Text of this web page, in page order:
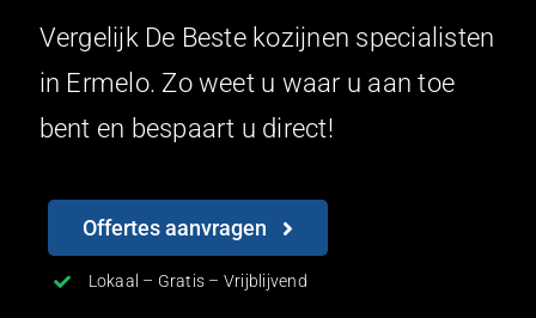
Vergelijk De Beste kozijnen specialisten
in Ermelo. Zo weet u waar u aan toe
bent en bespaart u direct!
Offertes aanvragen
Lokaal – Gratis – Vrijblijvend